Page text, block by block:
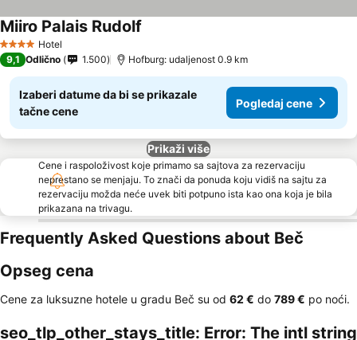
4 ZvezdiceHotel
Miiro Palais Rudolf
9,1 Odlično 1.500 Hofburg: udaljenost 0.9 km
Izaberi datume da bi se prikazale
tačne cene
Pogledaj cene
Prikaži više
Cene i raspoloživost koje primamo sa sajtova za rezervaciju
neprestano se menjaju. To znači da ponuda koju vidiš na sajtu za
rezervaciju možda neće uvek biti potpuno ista kao ona koja je bila
prikazana na trivagu.
Frequently Asked Questions about Beč
Opseg cena
Cene za luksuzne hotele u gradu Beč su od ‎62 € do ‎789 € po noći.
seo_tlp_other_stays_title: Error: The intl string